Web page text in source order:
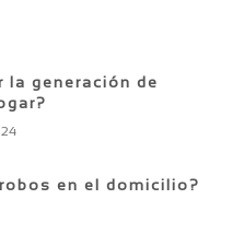
la generación de
en el domicilio?